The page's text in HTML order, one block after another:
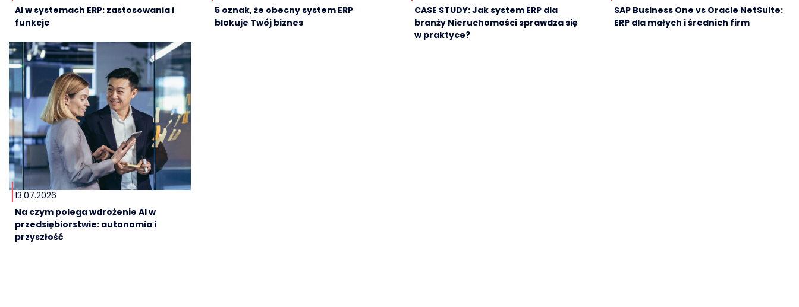
AI w systemach ERP: zastosowania i
funkcje
5 oznak, że obecny system ERP
blokuje Twój biznes
CASE STUDY: Jak system ERP dla
branży Nieruchomości sprawdza się
w praktyce?
SAP Business One vs Oracle NetSuite:
ERP dla małych i średnich firm
13.07.2026
Na czym polega wdrożenie AI w
przedsiębiorstwie: autonomia i
przyszłość